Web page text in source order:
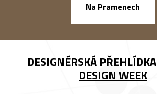
Na Pramenech
DESIGNÉRSKÁ PŘEHLÍDKA
DESIGN WEEK